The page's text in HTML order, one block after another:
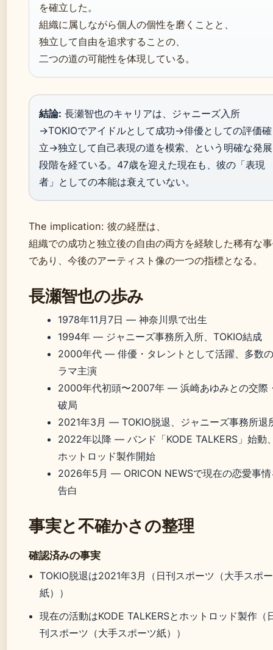
を確立した。
組織に属しながら個人の個性を磨くことと、
独立して自由を追求することの、
二つの道の可能性を体現している。
結論: 長瀬智也のキャリアは、ジャニーズ入所
→TOKIOでアイドルとして成功→俳優としての評価確
立→独立して自己表現の道を模索、という明確な発展
段階を経ている。47歳を迎えた現在も、彼の「表現
者」としての本能は衰えていない。
The implication: 彼の経歴は、
組織での成功と独立後の自由の両方を経験した稀有な
であり、今後のアーティスト像の一つの指標となる。
長瀬智也の歩み
1978年11月7日 — 神奈川県で出生
1994年 — ジャニーズ事務所入所、TOKIO結成
2000年代 — 俳優・タレントとして活躍、多数
ラマ主演
2000年代初頭〜2007年 — 浜崎あゆみとの交際
破局
2021年3月 — TOKIO脱退、ジャニーズ事務所退
2022年以降 — バンド「KODE TALKERS」始動
ホットロッド製作開始
2026年5月 — ORICON NEWSで現在の恋愛事
告白
事実と不確かさの整理
確認済みの事実
TOKIO脱退は2021年3月（日刊スポーツ（大手スポ
紙））
現在の活動はKODE TALKERSとホットロッド製作（
刊スポーツ（大手スポーツ紙））